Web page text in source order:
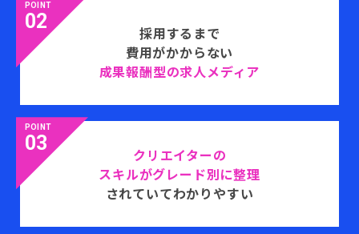
POINT
02
採用するまで
費用がかからない
成果報酬型の求人メディア
POINT
03
クリエイターの
スキルがグレード別に整理
されていてわかりやすい